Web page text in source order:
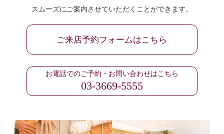
スムーズにご案内させていただくことができます。
ご来店予約フォームはこちら
お電話でのご予約・お問い合わせはこちら
03-3669-5555